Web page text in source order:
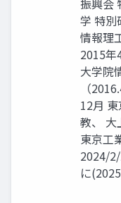
振興会
学 特別
情報理
2015年
大学院
（
12月
教、 大
東京工
2024/
に